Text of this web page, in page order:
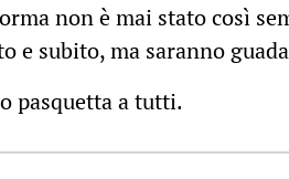
non è mai stato così
e subito, ma saranno
pasquetta a tutti.